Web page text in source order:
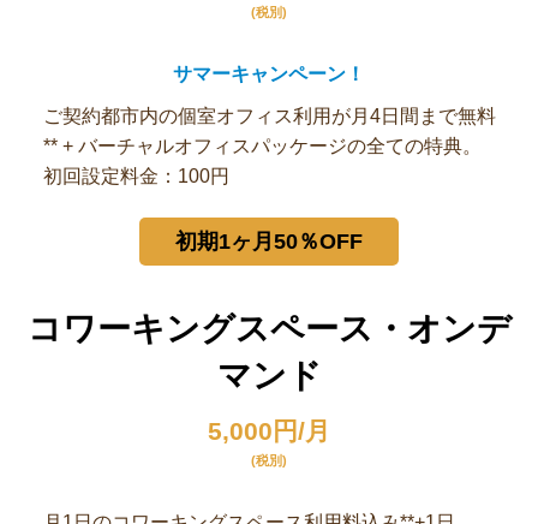
(税別)
サマーキャンペーン！
ご契約都市内の個室オフィス利用が月4日間まで無料
** + バーチャルオフィスパッケージの全ての特典。
初回設定料金：100円
初期1ヶ月50％OFF
コワーキングスペース・オンデ
マンド
5,000円/月
(税別)